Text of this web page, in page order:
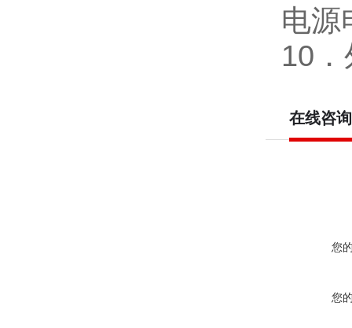
电
10
在线咨询
您
您